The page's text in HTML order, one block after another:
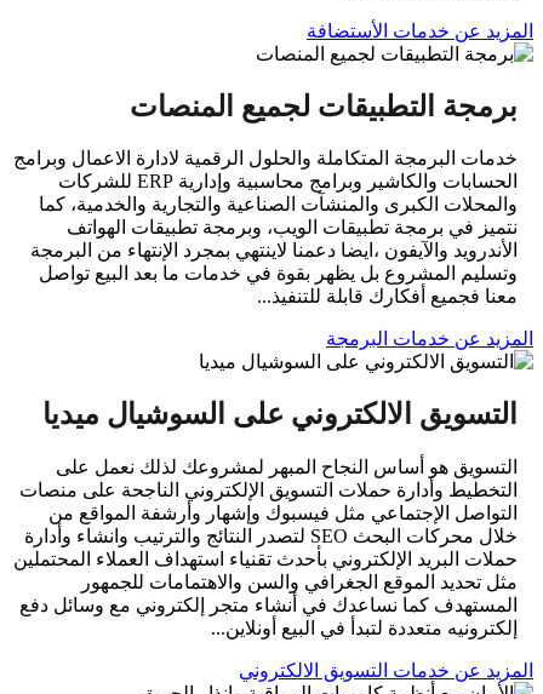
المزيد عن خدمات الأستضافة
برمجة التطبيقات لجميع المنصات
خدمات البرمجة المتكاملة والحلول الرقمية لادارة الاعمال وبرامج
الحسابات والكاشير وبرامج محاسبية وإدارية ERP للشركات
والمحلات الكبرى والمنشآت الصناعية والتجارية والخدمية، كما
نتميز في برمجة تطبيقات الويب، وبرمجة تطبيقات الهواتف
الأندرويد والآيفون ،ايضا دعمنا لاينتهي بمجرد الإنتهاء من البرمجة
وتسليم المشروع بل يظهر بقوة في خدمات ما بعد البيع تواصل
معنا فجميع أفكارك قابلة للتنفيذ...
المزيد عن خدمات البرمجة
التسويق الالكتروني على السوشيال ميديا
التسويق هو أساس النجاح المبهر لمشروعك لذلك نعمل على
التخطيط وأدارة حملات التسويق الإلكتروني الناجحة على منصات
التواصل الإجتماعي مثل فيسبوك وإشهار وأرشفة المواقع من
خلال محركات البحث SEO لتصدر النتائج والترتيب وانشاء وأدارة
حملات البريد الإلكتروني بأحدث تقنياء استهداف العملاء المحتملين
مثل تحديد الموقع الجغرافي والسن والاهتمامات للجمهور
المستهدف كما نساعدك في أنشاء متجر إلكتروني مع وسائل دفع
إلكترونيه متعددة لتبدأ في البيع أونلاين...
المزيد عن خدمات التسويق الالكتروني